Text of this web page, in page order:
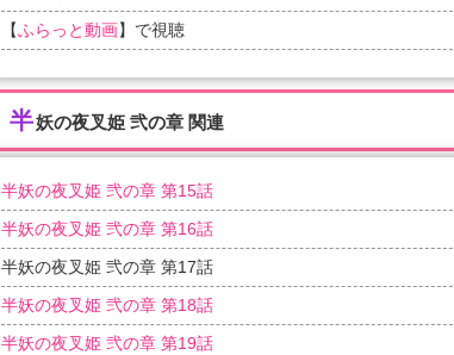
【ふらっと動画】で視聴
半妖の夜叉姫 弐の章 関連
半妖の夜叉姫 弐の章 第15話
半妖の夜叉姫 弐の章 第16話
半妖の夜叉姫 弐の章 第17話
半妖の夜叉姫 弐の章 第18話
半妖の夜叉姫 弐の章 第19話